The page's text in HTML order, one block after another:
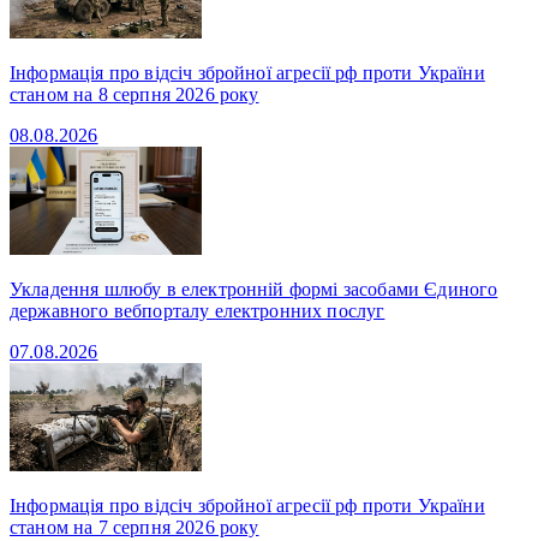
Інформація про відсіч збройної агресії рф проти України
станом на 8 серпня 2026 року
08.08.2026
Укладення шлюбу в електронній формі засобами Єдиного
державного вебпорталу електронних послуг
07.08.2026
Інформація про відсіч збройної агресії рф проти України
станом на 7 серпня 2026 року